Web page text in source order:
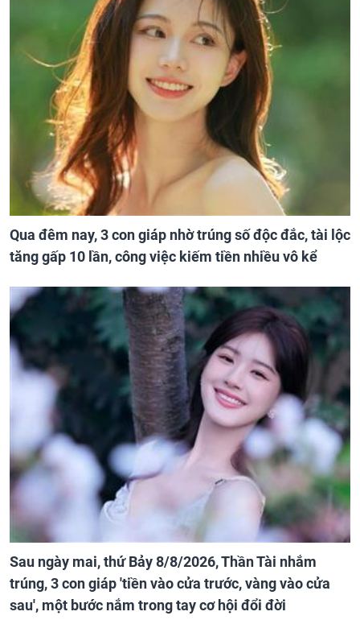
Qua đêm nay, 3 con giáp nhờ trúng số độc đắc, tài lộc
tăng gấp 10 lần, công việc kiếm tiền nhiều vô kể
Sau ngày mai, thứ Bảy 8/8/2026, Thần Tài nhắm
trúng, 3 con giáp 'tiền vào cửa trước, vàng vào cửa
sau', một bước nắm trong tay cơ hội đổi đời